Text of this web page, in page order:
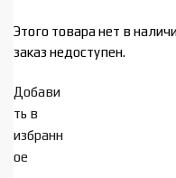
Этого товара нет в
заказ недоступен.
Добави
ть в
избранн
ое